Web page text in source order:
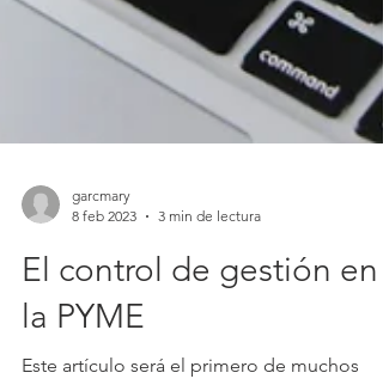
8 feb 2023
3 min de lectura
El control de gestión en
la PYME